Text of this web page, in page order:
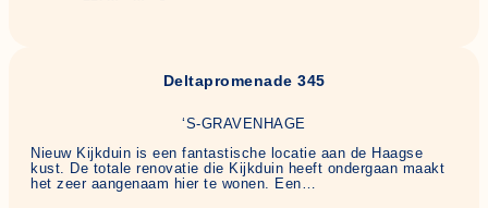
Deltapromenade 345
‘S-GRAVENHAGE
Nieuw Kijkduin is een fantastische locatie aan de Haagse
kust. De totale renovatie die Kijkduin heeft ondergaan maakt
het zeer aangenaam hier te wonen. Een…